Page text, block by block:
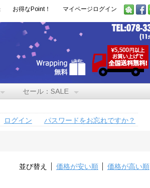
お得なPoint！ マイページログイン
セール：SALE
ログイン パスワードをお忘れですか？
並び替え 価格が安い順 価格が高い順